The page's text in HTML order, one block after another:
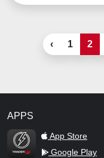
‹ 1 2
APPS
TraderFox Flash
App Store
Google Play